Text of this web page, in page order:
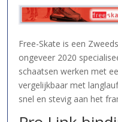
Free-Skate is een
ongeveer 2020
schaatsen werken met
vergelijkbaar met
snel en stevig aan het